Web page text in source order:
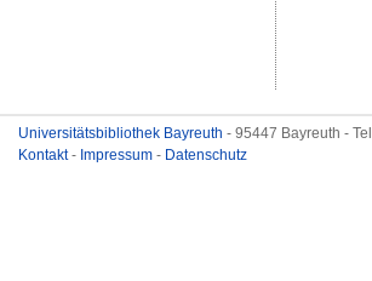
Universitätsbibliothek Bayreuth - 95447 Bayreuth -
Kontakt- Impressum - Datenschutz